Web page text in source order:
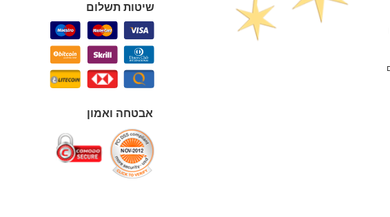
שיטות תשלום
אבטחה ואמון